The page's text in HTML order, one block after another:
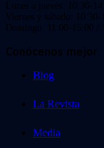
Lunes a jueves: 10:30-
Viernes y sábado: 10:30-
Domingo: 11:00-15:00 /
Conócenos mejor
Blog
La Revista
Media